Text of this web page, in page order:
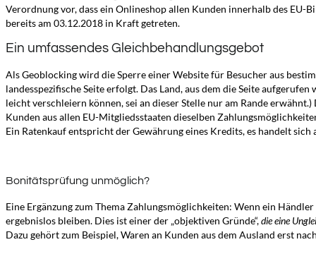
Verordnung vor, dass ein Onlineshop allen Kunden innerhalb des
bereits am 03.12.2018 in Kraft getreten.
Ein umfassendes Gleichbehandlungsgebot
Als Geoblocking wird die Sperre einer Website für Besucher aus
landesspezifische Seite erfolgt. Das Land, aus dem die Seite
leicht verschleiern können, sei an dieser Stelle nur am Rande
Kunden aus allen EU-Mitgliedsstaaten dieselben
Ein Ratenkauf entspricht der Gewährung eines Kredits, es handelt
Bonitätsprüfung unmöglich?
Eine Ergänzung zum Thema Zahlungsmöglichkeiten: Wenn ein
ergebnislos bleiben. Dies ist einer der „objektiven Gründe“,die eine
Dazu gehört zum Beispiel, Waren an Kunden aus dem Ausland erst